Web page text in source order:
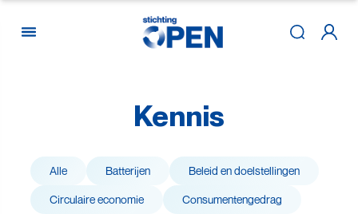
Kennis
Alle Batterijen Beleid en doelstellingen
Circulaire economie Consumenten­gedrag